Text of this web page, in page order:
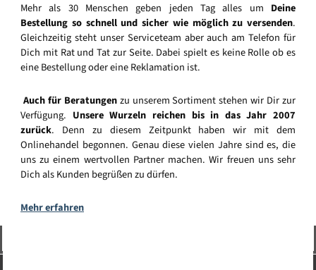
Mehr als 30 Menschen geben jeden Tag alles um Deine
Bestellung so schnell und sicher wie möglich zu versenden.
Gleichzeitig steht unser Serviceteam aber auch am Telefon für
Dich mit Rat und Tat zur Seite. Dabei spielt es keine Rolle ob es
eine Bestellung oder eine Reklamation ist.
Auch für Beratungenzu unserem Sortiment stehen wir Dir zur
Verfügung. Unsere Wurzeln reichen bis in das Jahr 2007
zurück. Denn zu diesem Zeitpunkt haben wir mit dem
Onlinehandel begonnen. Genau diese vielen Jahre sind es, die
uns zu einem wertvollen Partner machen. Wir freuen uns sehr
Dich als Kunden begrüßen zu dürfen.
Mehr erfahren